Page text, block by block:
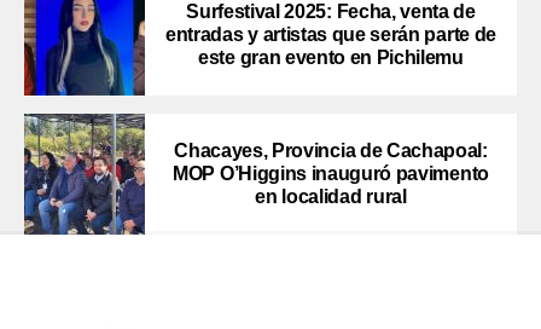
Surfestival 2025: Fecha, venta de
entradas y artistas que serán parte de
este gran evento en Pichilemu
Chacayes, Provincia de Cachapoal:
MOP O’Higgins inauguró pavimento
en localidad rural